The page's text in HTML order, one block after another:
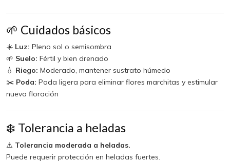
🌱 Cuidados básicos
☀️ Luz: Pleno sol o semisombra
🌱 Suelo: Fértil y bien drenado
💧 Riego: Moderado, mantener sustrato húmedo
✂️ Poda: Poda ligera para eliminar flores marchitas y estimular
nueva floración
❄️ Tolerancia a heladas
⚠️ Tolerancia moderada a heladas.
Puede requerir protección en heladas fuertes.